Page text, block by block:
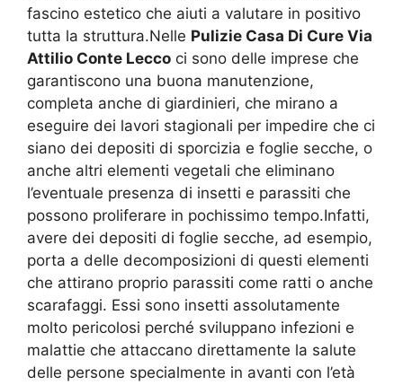
fascino estetico che aiuti a valutare in positivo
tutta la struttura.Nelle Pulizie Casa Di Cure Via
Attilio Conte Lecco ci sono delle imprese che
garantiscono una buona manutenzione,
completa anche di giardinieri, che mirano a
eseguire dei lavori stagionali per impedire che ci
siano dei depositi di sporcizia e foglie secche, o
anche altri elementi vegetali che eliminano
l’eventuale presenza di insetti e parassiti che
possono proliferare in pochissimo tempo.Infatti,
avere dei depositi di foglie secche, ad esempio,
porta a delle decomposizioni di questi elementi
che attirano proprio parassiti come ratti o anche
scarafaggi. Essi sono insetti assolutamente
molto pericolosi perché sviluppano infezioni e
malattie che attaccano direttamente la salute
delle persone specialmente in avanti con l’età